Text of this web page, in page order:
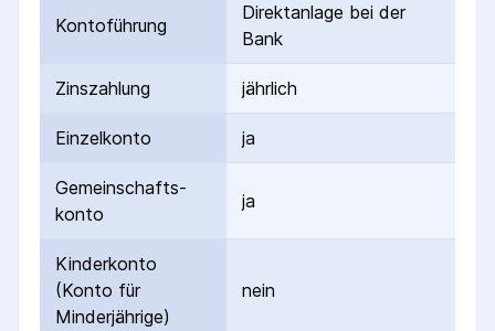
Kontoführung
Direktanlage bei der
Bank
Zinszahlung jährlich
Einzelkonto ja
Gemeinschafts­
konto
ja
Kinderkonto
(Konto für
Minderjährige)
nein